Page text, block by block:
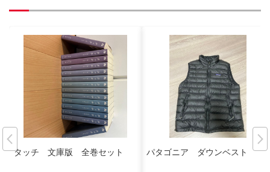
タッチ 文庫版 全巻セット パタゴニア ダウンベスト